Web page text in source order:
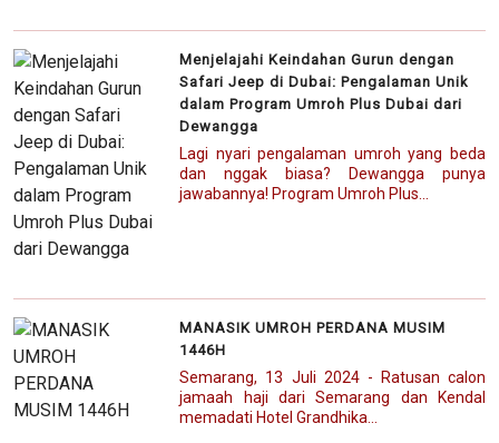
Menjelajahi Keindahan Gurun dengan
Safari Jeep di Dubai: Pengalaman Unik
dalam Program Umroh Plus Dubai dari
Dewangga
Lagi nyari pengalaman umroh yang beda
dan nggak biasa? Dewangga punya
jawabannya! Program Umroh Plus...
MANASIK UMROH PERDANA MUSIM
1446H
Semarang, 13 Juli 2024 - Ratusan calon
jamaah haji dari Semarang dan Kendal
memadati Hotel Grandhika...